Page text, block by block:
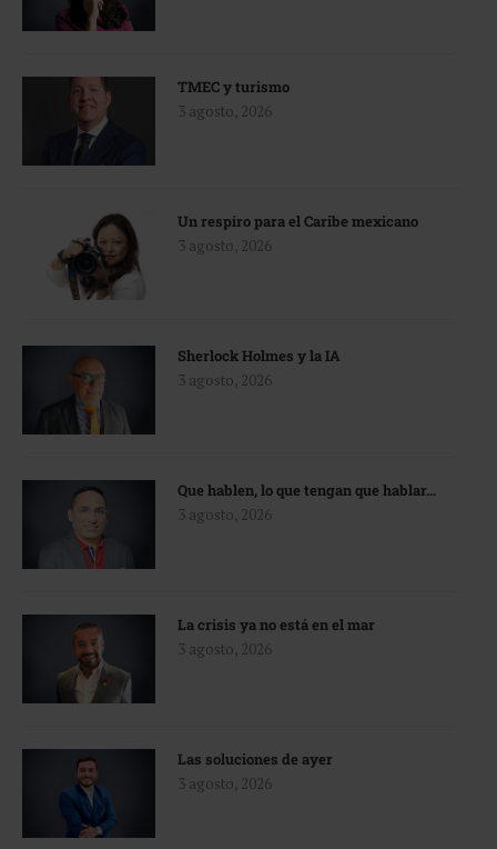
TMEC y turismo
3 agosto, 2026
Un respiro para el Caribe mexicano
3 agosto, 2026
Sherlock Holmes y la IA
3 agosto, 2026
Que hablen, lo que tengan que hablar…
3 agosto, 2026
La crisis ya no está en el mar
3 agosto, 2026
Las soluciones de ayer
3 agosto, 2026